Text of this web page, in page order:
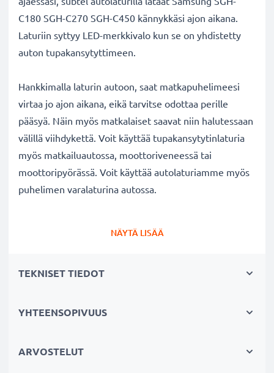
C180 SGH-C270 SGH-C450 kännykkäsi ajon aikana.
Laturiin syttyy LED-merkkivalo kun se on yhdistetty
auton tupakansytyttimeen.
Hankkimalla laturin autoon, saat matkapuhelimeesi
virtaa jo ajon aikana, eikä tarvitse odottaa perille
pääsyä. Näin myös matkalaiset saavat niin halutessaan
välillä viihdykettä. Voit käyttää tupakansytytinlaturia
myös matkailuautossa, moottoriveneessä tai
moottoripyörässä. Voit käyttää autolaturiamme myös
puhelimen varalaturina autossa.
auton tupakansytyttimeen
ja murtumaton liitin
NÄYTÄ LISÄÄ
TEKNISET TIEDOT
YHTEENSOPIVUUS
ARVOSTELUT